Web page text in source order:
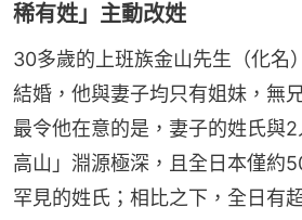
稀有姓」主動改姓
30多歲的上班族金山先生（化名
結婚，他與妻子均只有姐妹，無
最令他在意的是，妻子的姓氏與
高山」淵源極深，且全日本僅約
罕見的姓氏；相比之下，全日有